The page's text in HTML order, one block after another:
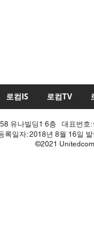
로컴IS 로컴TV
유나빌딩1 6층 대표번
록일자: 2018년 8월 16일
©2021